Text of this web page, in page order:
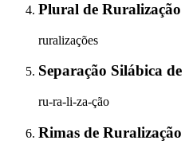
Plural de Ruralização
ruralizações
Separação Silábica de
ru-ra-li-za-ção
Rimas de Ruralização